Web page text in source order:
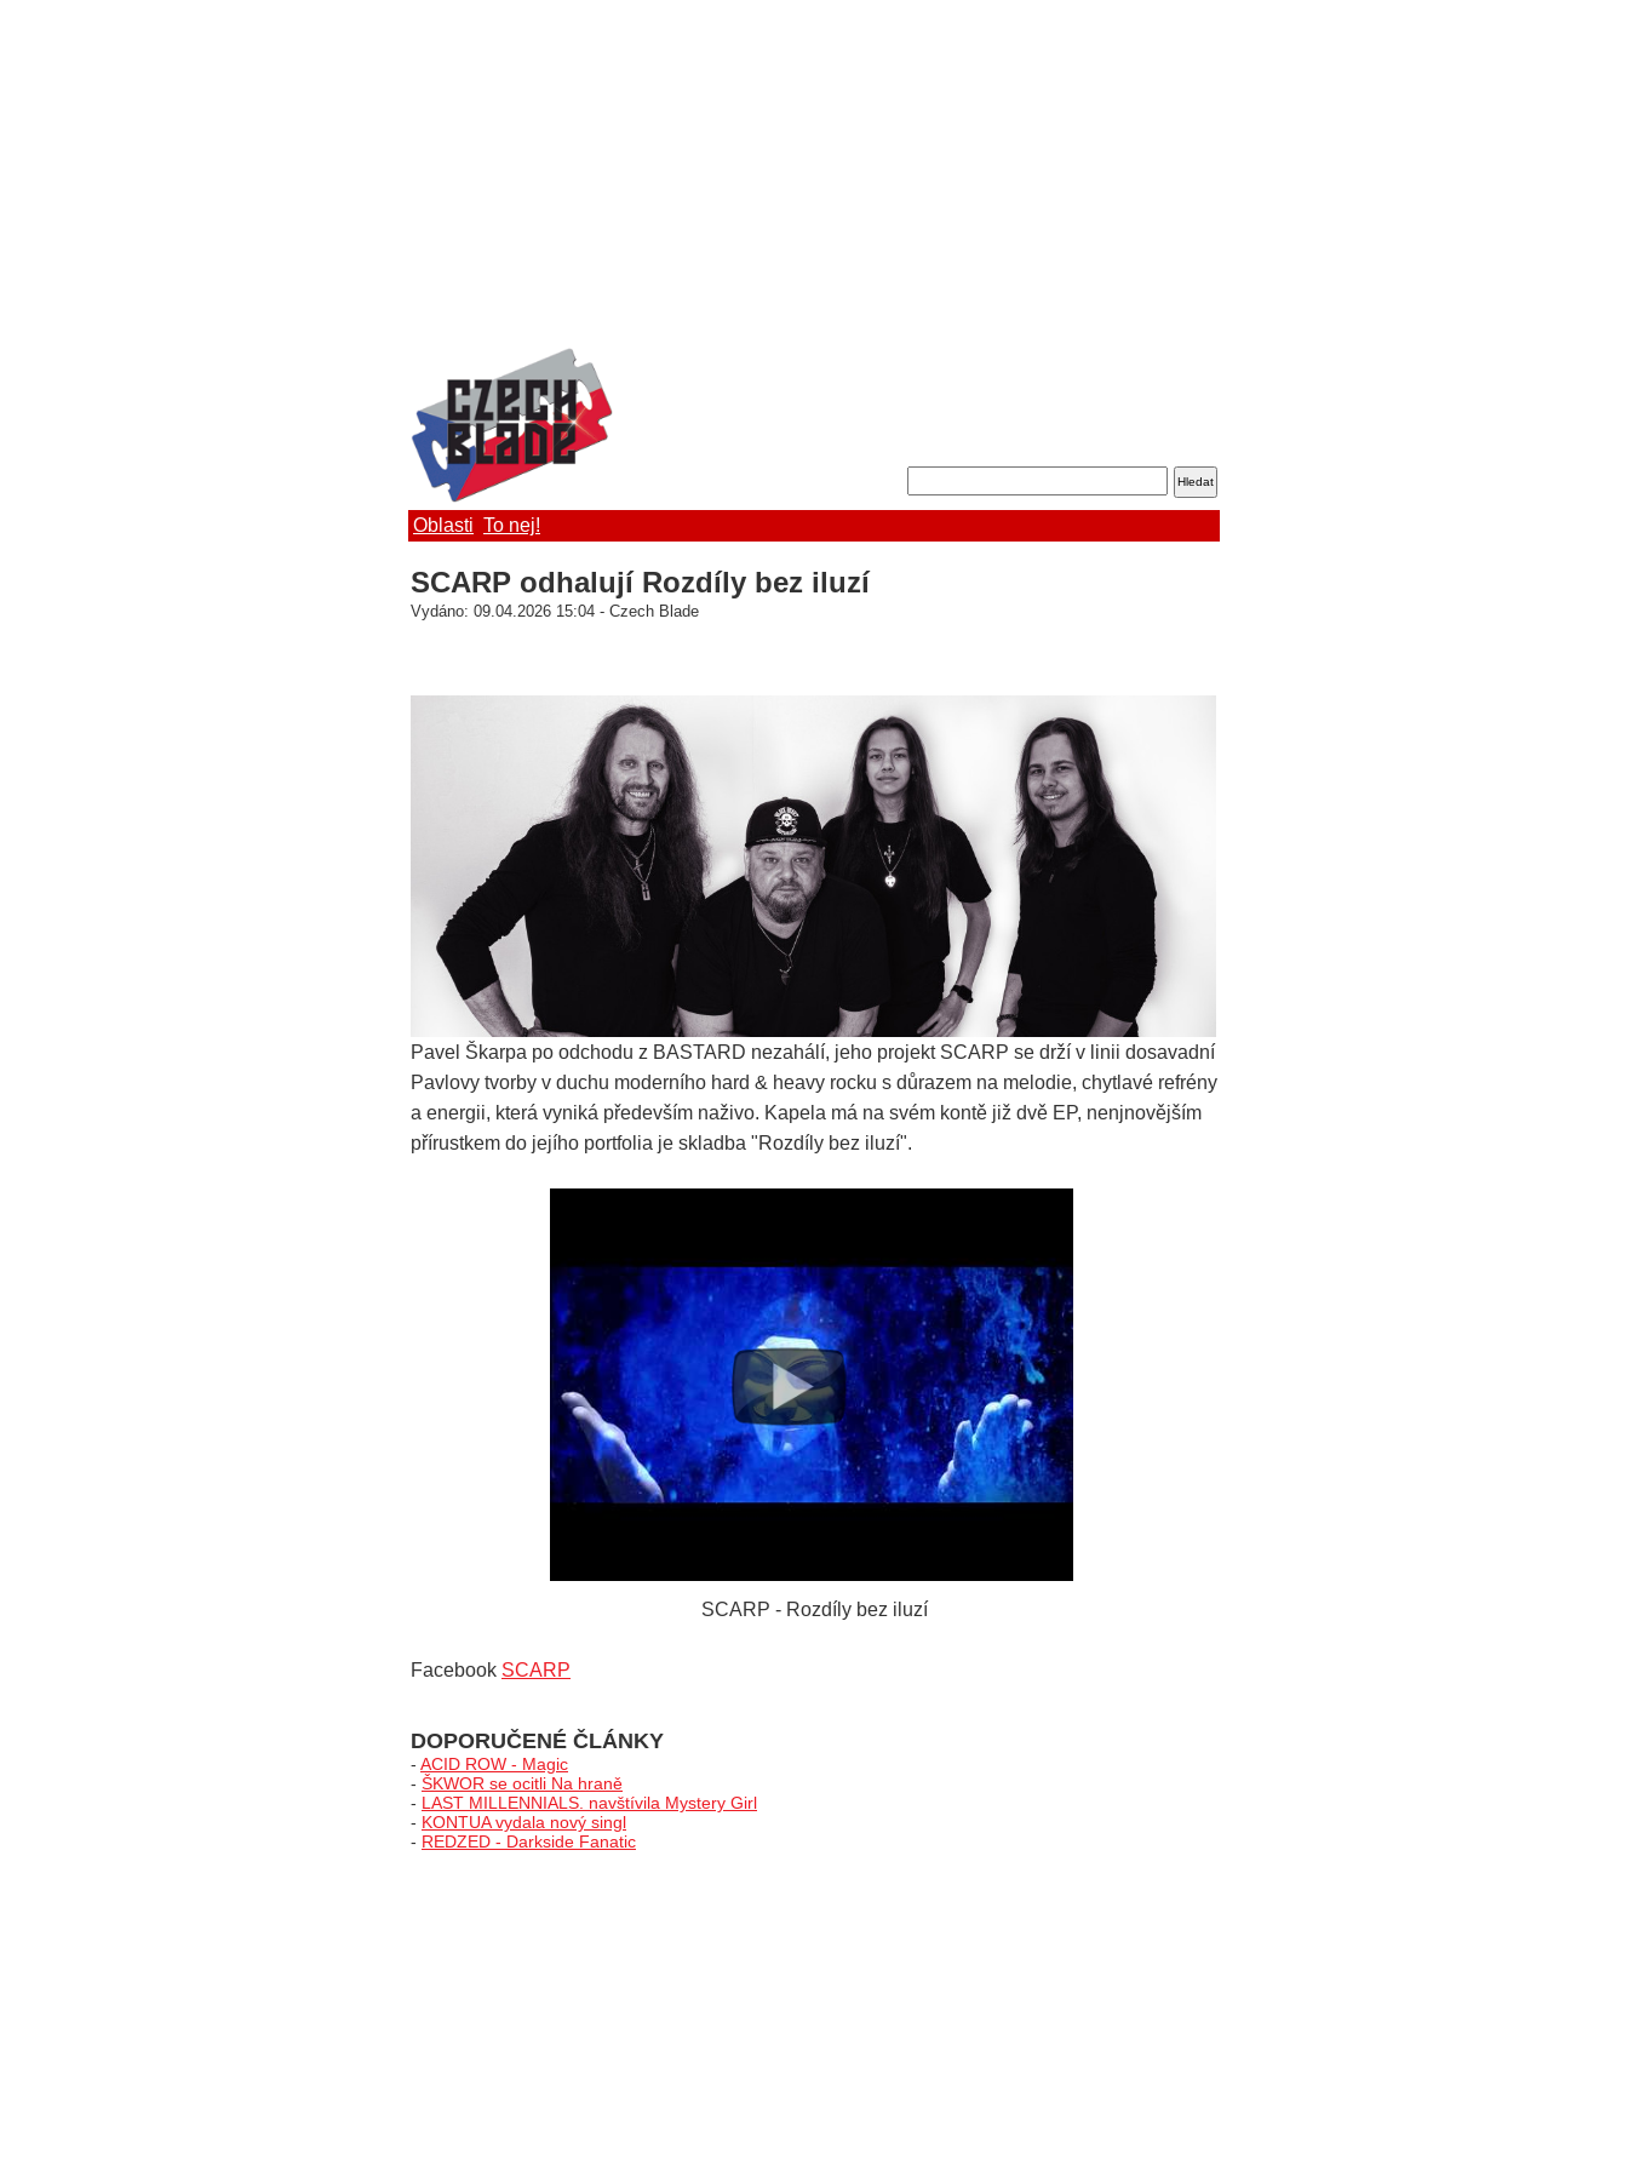
Oblasti To nej!
SCARP odhalují Rozdíly bez iluzí
Vydáno: 09.04.2026 15:04 - Czech Blade
Pavel Škarpa po odchodu z BASTARD nezahálí, jeho projekt SCARP se drží v linii dosavadní
Pavlovy tvorby v duchu moderního hard & heavy rocku s důrazem na melodie, chytlavé refrény
a energii, která vyniká především naživo. Kapela má na svém kontě již dvě EP, nenjnovějším
přírustkem do jejího portfolia je skladba "Rozdíly bez iluzí".
SCARP - Rozdíly bez iluzí
Facebook SCARP
DOPORUČENÉ ČLÁNKY
- ACID ROW - Magic
- ŠKWOR se ocitli Na hraně
- LAST MILLENNIALS. navštívila Mystery Girl
- KONTUA vydala nový singl
- REDZED - Darkside Fanatic